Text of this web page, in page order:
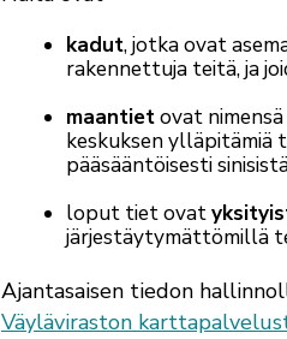
kadut, jotka ovat
rakennettuja teitä, ja
maantietovat nimensä
keskuksen ylläpitämiä
pääsääntöisesti
loput tiet ovat
järjestäytymättömillä
Ajantasaisen tiedon
Väyläviraston